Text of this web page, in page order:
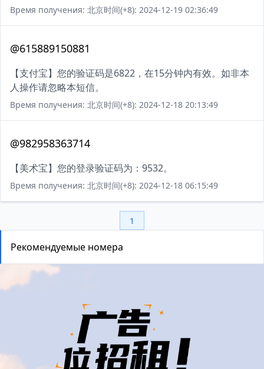
Время получения: 北京时间(+8): 2024-12-19 02:36:49
@615889150881
【支付宝】您的验证码是6822，在15分钟内有效。如非本
人操作请忽略本短信。
Время получения: 北京时间(+8): 2024-12-18 20:13:49
@982958363714
【美术宝】您的登录验证码为：9532。
Время получения: 北京时间(+8): 2024-12-18 06:15:49
1
Рекомендуемые номера